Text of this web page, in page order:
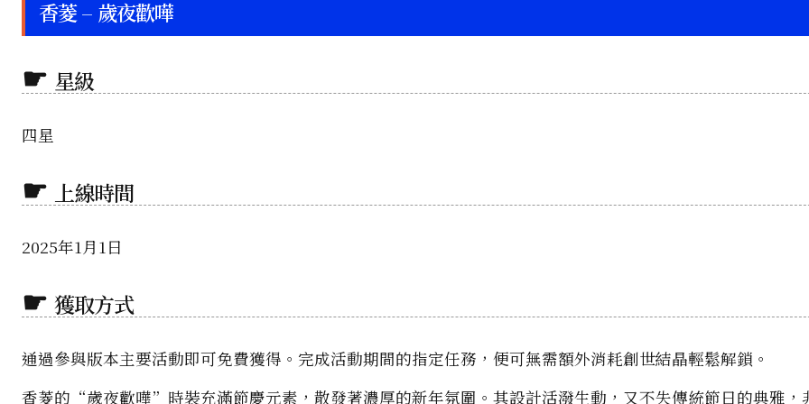
香菱 – 歲夜歡嘩
星級
四星
上線時間
2025年1月1日
獲取方式
通過參與版本主要活動即可免費獲得。完成活動期間的指定任務，便可無需額外消耗創世結晶輕鬆解鎖。
香菱的“歲夜歡嘩”時裝充滿節慶元素，散發著濃厚的新年氛圍。其設計活潑生動，又不失傳統節日的典雅，